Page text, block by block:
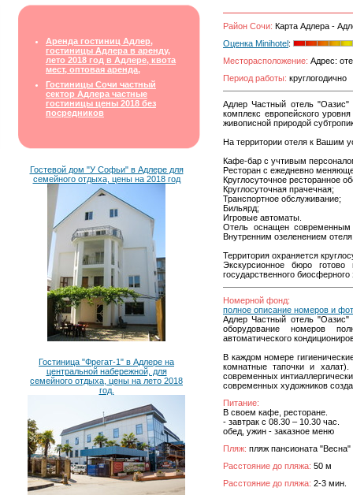
Аренда гостиниц Адлер,
гостиницы Адлера в аренду,
лето 2018 год в Адлере, квота
мест, оптовая аренда,
Гостиницы Сочи частный
сектор Адлера частные
гостиницы цены 2018 без
посредников
Гостевой дом "У Софьи" в Адлере для
семейного отдыха, цены на 2018 год
Гостиница "Фрегат-1" в Адлере на
центральной набережной, для
семейного отдыха, цены на лето 2018
год.
Район Сочи: Карта Адлера -
Оценка Minihotel:
Месторасположение: Адрес:
Период работы: круглогодично
Адлер Частный отель
комплекс европейского
живописной природой
На территории отеля к Вашим
Кафе-бар с учтивым
Ресторан с ежедневно
Круглосуточное ресторанное
Круглосуточная прачечная;
Транспортное обслуживание;
Бильярд;
Игровые автоматы.
Отель оснащен
Внутренним озеленением
Территория охраняется
Экскурсионное бюро
государственного
Номерной фонд:
полное описание номеров и
Адлер Частный отель "Оазис"
оборудование номеров
автоматического
В каждом номере
комнатные тапочки и халат).
современных
современных художников
Питание:
В своем кафе, ресторане.
- завтрак с 08.30 – 10.30 час.
обед, ужин - заказное меню
Пляж: пляж пансионата "Весна"
Расстояние до пляжа: 50 м
Расстояние до пляжа: 2-3 мин.